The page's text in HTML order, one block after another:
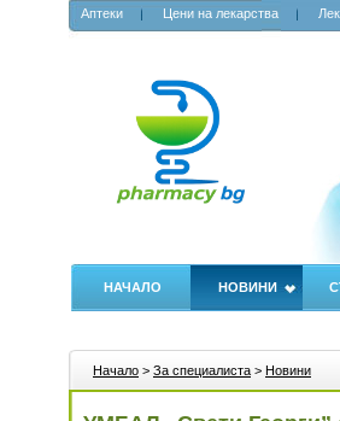
Аптеки Цени на лекарства
НАЧАЛО НОВИНИ
Начало > За специалиста > Новини